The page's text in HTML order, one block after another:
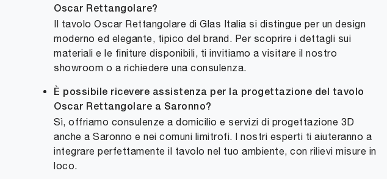
Oscar Rettangolare?
Il tavolo Oscar Rettangolare di Glas Italia si distingue per un design
moderno ed elegante, tipico del brand. Per scoprire i dettagli sui
materiali e le finiture disponibili, ti invitiamo a visitare il nostro
showroom o a richiedere una consulenza.
È possibile ricevere assistenza per la progettazione del tavolo
Oscar Rettangolare a Saronno?
Sì, offriamo consulenze a domicilio e servizi di progettazione 3D
anche a Saronno e nei comuni limitrofi. I nostri esperti ti aiuteranno a
integrare perfettamente il tavolo nel tuo ambiente, con rilievi misure in
loco.